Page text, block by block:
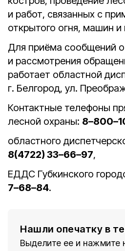
и работ, связанных с
открытого огня, машин
Для приёма сообщений
и рассмотрения
работает областной
г. Белгород, ул.
Контактные телефоны
лесной охраны:
областного
8(4722) 33–66–97,
ЕДДС Губкинского
7–68–84.
Нашли опечатку в
Выделите ее и нажмите